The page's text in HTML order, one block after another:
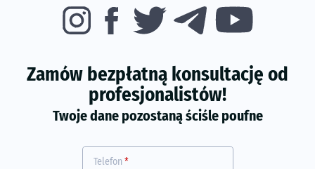
Zamów bezpłatną konsultację od
profesjonalistów!
Twoje dane pozostaną ściśle poufne
Telefon*